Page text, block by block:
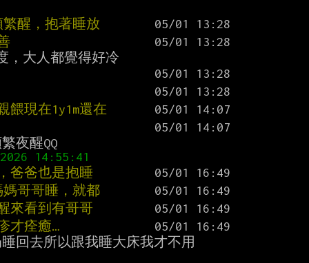
醒，抱著睡放
現在1y1m還在
爸爸也是抱睡
哥哥睡，就都
來看到有哥哥
才痊癒…
回去所以跟我睡大床我才不用